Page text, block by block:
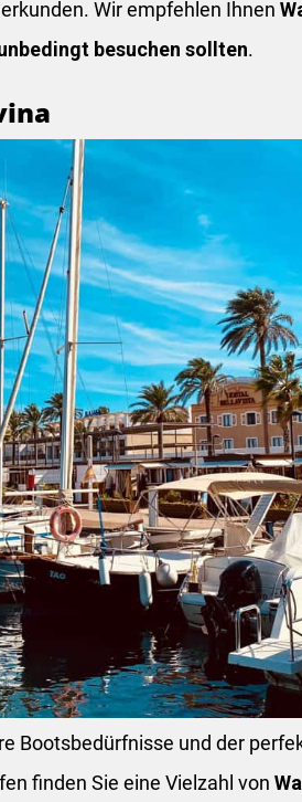
Wir empfehlen Ihnen
besuchen sollten.
Bootsbedürfnisse und der
finden Sie eine Vielzahl von